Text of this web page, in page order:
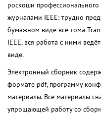
роскоши
журналами IEEE: трудно
бумажном виде все тома
IEEE, вся работа с ними
виде.
Электронный сборник
формате pdf, программу
материалы. Все материалы
упрощающей работу со